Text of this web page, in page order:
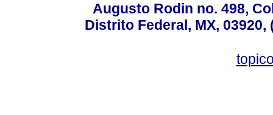
Augusto Rodin no. 498,
Distrito Federal, MX, 03920,